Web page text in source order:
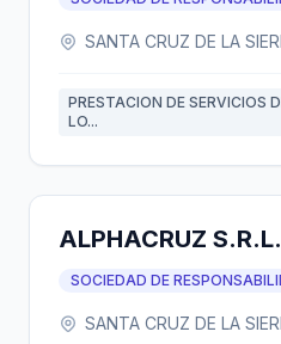
SANTA CRUZ DE LA
PRESTACION DE SERVICIOS
LO...
ALPHACRUZ S.R.L.
SOCIEDAD DE
SANTA CRUZ DE LA